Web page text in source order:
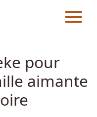
pour
aimante